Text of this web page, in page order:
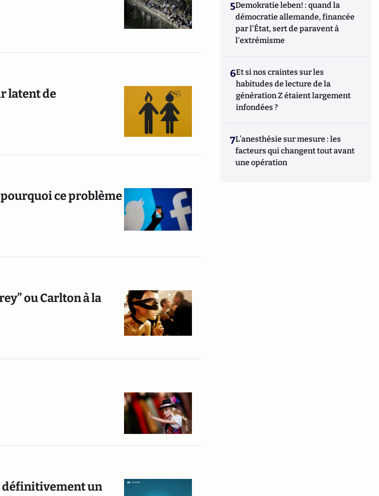
latent de
ce problème
ou Carlton à la
définitivement un
5Demokratie leben! : quand la
démocratie allemande, financée
par l'État, sert de paravent à
l'extrémisme
6Et si nos craintes sur les
habitudes de lecture de la
génération Z étaient largement
infondées ?
7L’anesthésie sur mesure : les
facteurs qui changent tout avant
une opération